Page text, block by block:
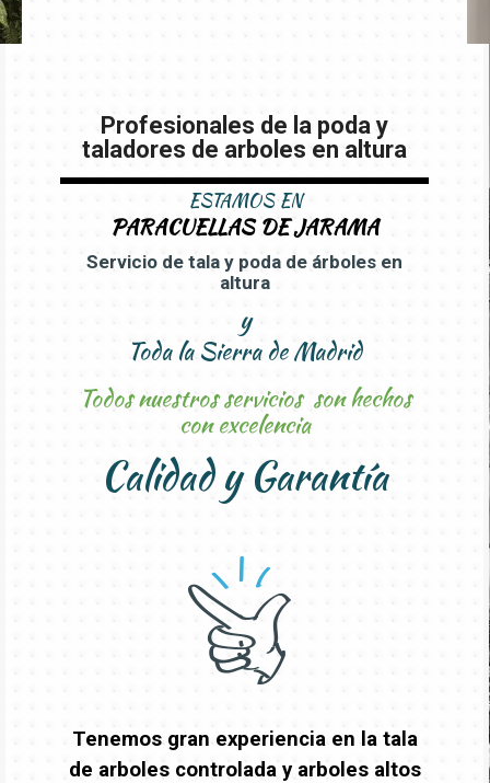
Profesionales de la poda y
taladores de arboles en altura
ESTAMOS EN
PARACUELLAS DE JARAMA
Servicio de tala y poda de árboles en
altura
y
Toda la Sierra de Madrid
Todos nuestros servicios son hechos
con excelencia
Calidad y Garantía
Tenemos gran experiencia en la tala
de arboles controlada y arboles altos